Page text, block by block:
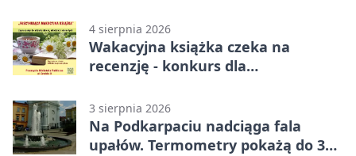
4 sierpnia 2026
Wakacyjna książka czeka na
recenzję - konkurs dla
3 sierpnia 2026
Na Podkarpaciu nadciąga fala
upałów. Termometry pokażą do 36